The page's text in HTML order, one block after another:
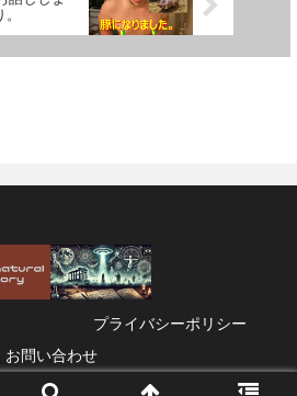
プライバシーポリシー
お問い合わせ